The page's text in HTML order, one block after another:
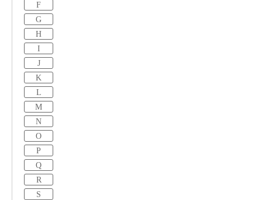
F
G
H
I
J
K
L
M
N
O
P
Q
R
S